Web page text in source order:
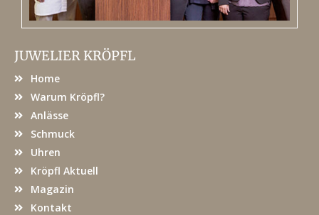
JUWELIER KRÖPFL
Home
Warum Kröpfl?
Anlässe
Schmuck
Uhren
Kröpfl Aktuell
Magazin
Kontakt